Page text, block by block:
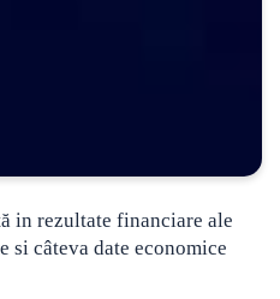
in rezultate financiare ale
si câteva date economice